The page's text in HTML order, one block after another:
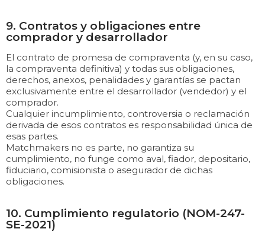
9. Contratos y obligaciones entre
comprador y desarrollador
El contrato de promesa de compraventa (y, en su caso,
la compraventa definitiva) y todas sus obligaciones,
derechos, anexos, penalidades y garantías se pactan
exclusivamente entre el desarrollador (vendedor) y el
comprador.
Cualquier incumplimiento, controversia o reclamación
derivada de esos contratos es responsabilidad única de
esas partes.
Matchmakers no es parte, no garantiza su
cumplimiento, no funge como aval, fiador, depositario,
fiduciario, comisionista o asegurador de dichas
obligaciones.
10. Cumplimiento regulatorio (NOM-247-
SE-2021)